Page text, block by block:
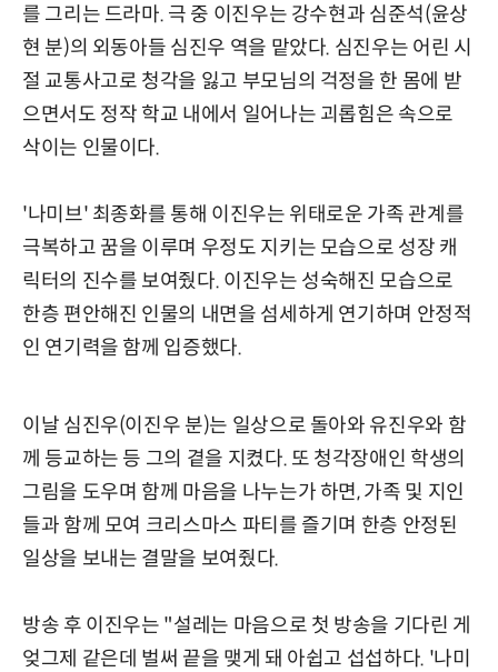
를 그리는 드라마. 극 중 이진우는 강수현과 심준석(윤상
현 분)의 외동아들 심진우 역을 맡았다. 심진우는 어린 시
절 교통사고로 청각을 잃고 부모님의 걱정을 한 몸에 받
으면서도 정작 학교 내에서 일어나는 괴롭힘은 속으로
삭이는 인물이다.
'나미브' 최종화를 통해 이진우는 위태로운 가족 관계를
극복하고 꿈을 이루며 우정도 지키는 모습으로 성장 캐
릭터의 진수를 보여줬다. 이진우는 성숙해진 모습으로
한층 편안해진 인물의 내면을 섬세하게 연기하며 안정적
인 연기력을 함께 입증했다.
이날 심진우(이진우 분)는 일상으로 돌아와 유진우와 함
께 등교하는 등 그의 곁을 지켰다. 또 청각장애인 학생의
그림을 도우며 함께 마음을 나누는가 하면, 가족 및 지인
들과 함께 모여 크리스마스 파티를 즐기며 한층 안정된
일상을 보내는 결말을 보여줬다.
방송 후 이진우는 "설레는 마음으로 첫 방송을 기다린 게
엊그제 같은데 벌써 끝을 맺게 돼 아쉽고 섭섭하다. '나미